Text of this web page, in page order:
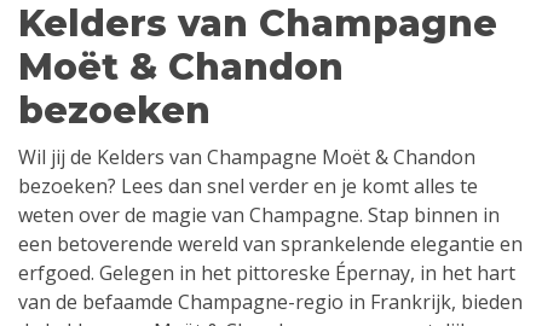
Kelders van Champagne
Moët & Chandon
bezoeken
Wil jij de Kelders van Champagne Moët & Chandon
bezoeken? Lees dan snel verder en je komt alles te
weten over de magie van Champagne. Stap binnen in
een betoverende wereld van sprankelende elegantie en
erfgoed. Gelegen in het pittoreske Épernay, in het hart
van de befaamde Champagne-regio in Frankrijk, bieden